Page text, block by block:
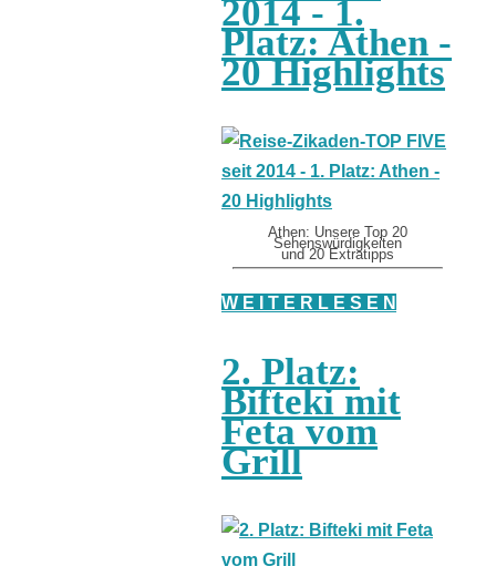
2014 - 1.
Platz: Athen -
20 Highlights
Athen: Unsere Top 20
Sehenswürdigkeiten
und 20 Extratipps
W E I T E R L E S E N
2. Platz:
Bifteki mit
Feta vom
Grill